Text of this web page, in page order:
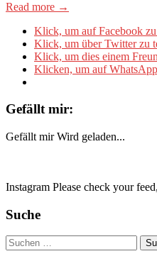
Read more →
Klick, um auf Facebook
Klick, um über Twitter zu
Klick, um dies einem
Klicken, um auf
Gefällt mir:
Gefällt mir Wird geladen...
Instagram Please check your
Suche
Suchen
nach: